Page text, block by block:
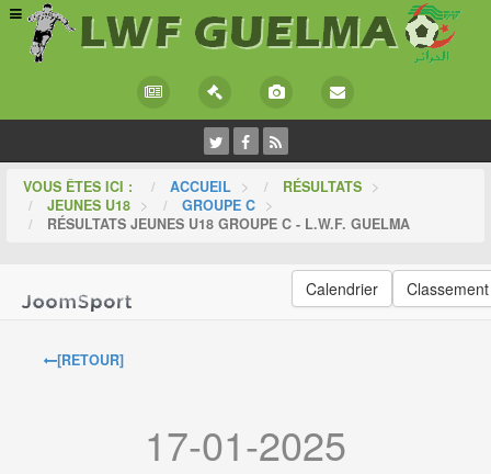
VOUS ÊTES ICI : ACCUEIL > RÉSULTATS >
JEUNES U18 > GROUPE C >
RÉSULTATS JEUNES U18 GROUPE C - L.W.F. GUELMA
Calendrier Classement
[RETOUR]
17-01-2025